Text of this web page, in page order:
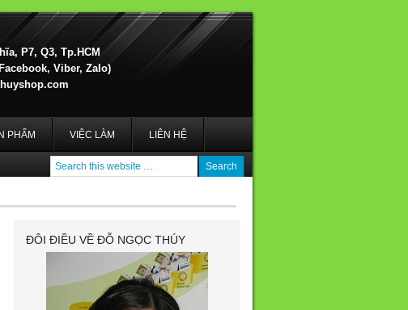
P7, Q3, Tp.HCM
Viber, Zalo)
PHẨM VIỆC LÀM LIÊN HỆ
ĐÔI ĐIỀU VỀ ĐỖ NGỌC THÚY